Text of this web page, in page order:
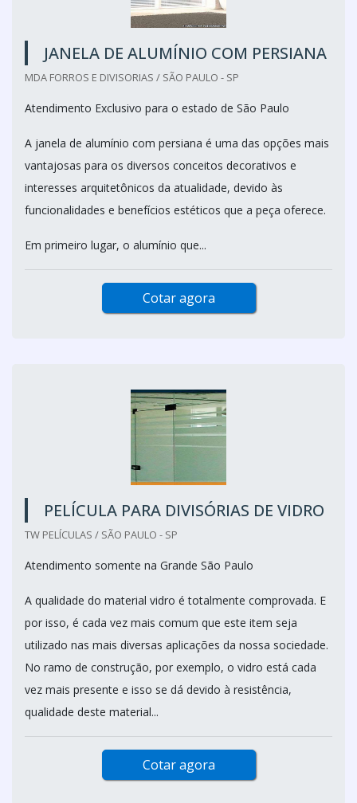
JANELA DE ALUMÍNIO COM PERSIANA
MDA FORROS E DIVISORIAS / SÃO PAULO - SP
Atendimento Exclusivo para o estado de São Paulo
A janela de alumínio com persiana é uma das opções mais
vantajosas para os diversos conceitos decorativos e
interesses arquitetônicos da atualidade, devido às
funcionalidades e benefícios estéticos que a peça oferece.
Em primeiro lugar, o alumínio que...
Cotar agora
PELÍCULA PARA DIVISÓRIAS DE VIDRO
TW PELÍCULAS / SÃO PAULO - SP
Atendimento somente na Grande São Paulo
A qualidade do material vidro é totalmente comprovada. E
por isso, é cada vez mais comum que este item seja
utilizado nas mais diversas aplicações da nossa sociedade.
No ramo de construção, por exemplo, o vidro está cada
vez mais presente e isso se dá devido à resistência,
qualidade deste material...
Cotar agora